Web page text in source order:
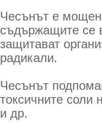
Чесънът е мощен
съдържащите се
защитават
радикали.
Чесънът
токсичните соли
и др.